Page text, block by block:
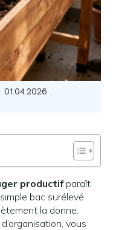
01.04.2026 ,
productifparaît
bac surélevé
la donne.
vous